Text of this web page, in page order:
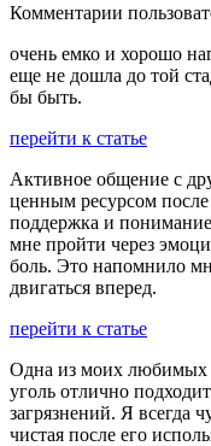
Комментарии
очень емко и хорошо
еще не дошла до той
бы быть.
перейти к статье
Активное общение с
ценным ресурсом
поддержка и
мне пройти через
боль. Это напомнило
двигаться вперед.
перейти к статье
Одна из моих любимых
уголь отлично
загрязнений. Я всегда
чистая после его